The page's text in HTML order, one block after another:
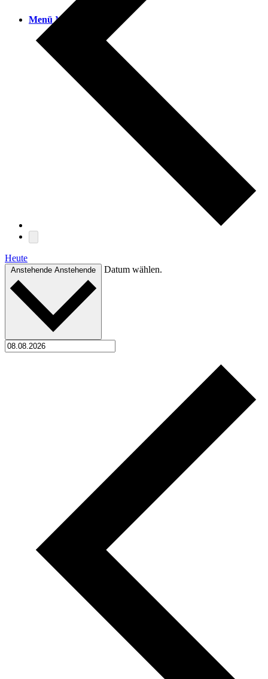
Menü Menü
Heute
Anstehende Anstehende Datum wählen.